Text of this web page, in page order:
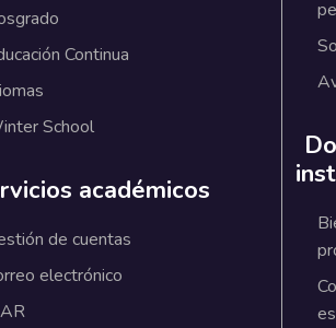
Continua
School
académicos
de cuentas
electrónico